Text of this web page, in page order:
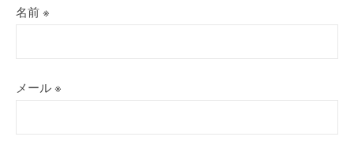
名前 ※
メール ※